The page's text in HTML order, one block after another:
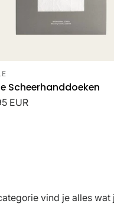
Scheerhanddoeken
EUR
vind je alles